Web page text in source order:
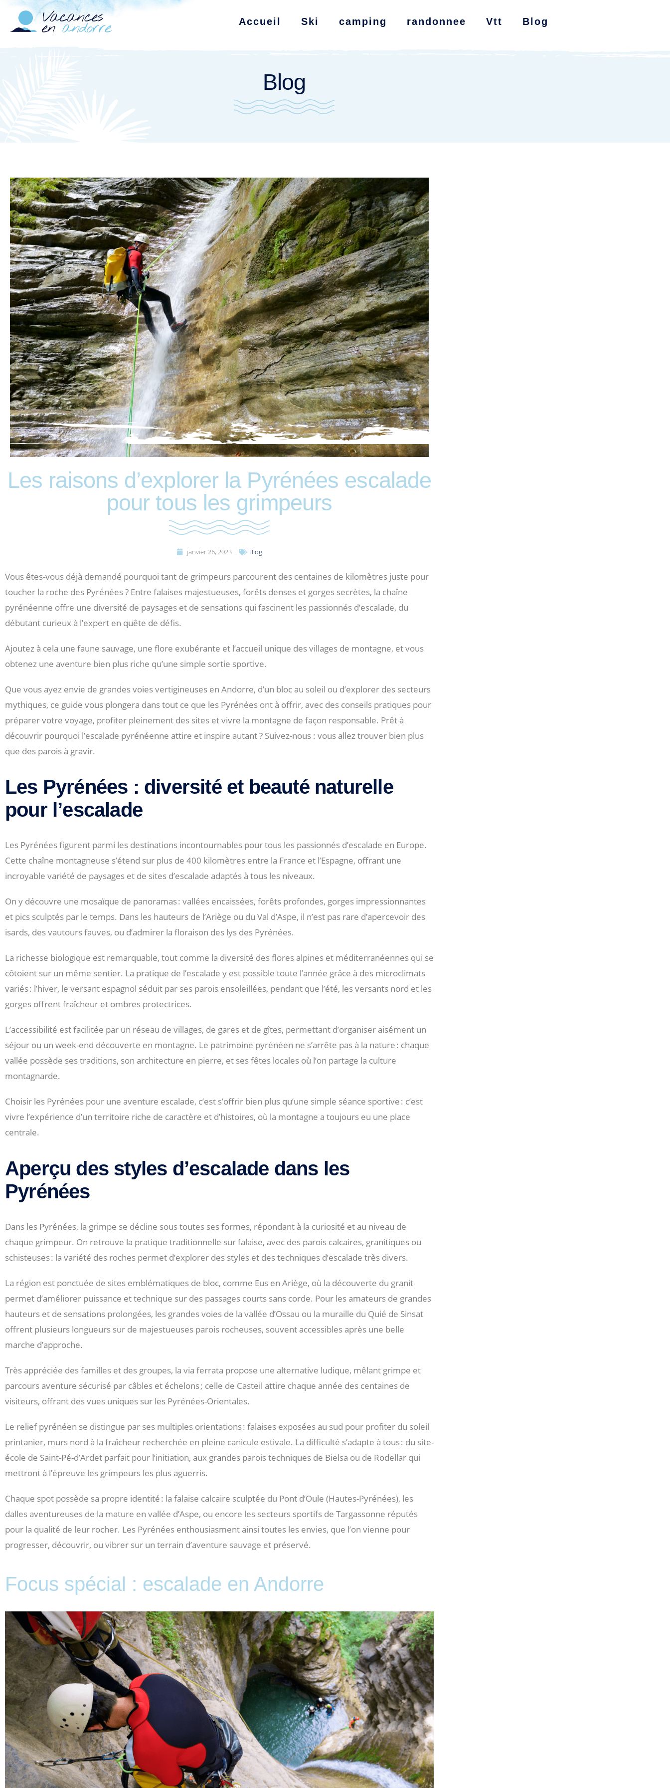
Accueil Ski camping randonnee Vtt Blog
Blog
Les raisons d’explorer la Pyrénées escalade
pour tous les grimpeurs
janvier 26, 2023 Blog
Vous êtes-vous déjà demandé pourquoi tant de grimpeurs parcourent des centaines de kilomètres juste pour
toucher la roche des Pyrénées ? Entre falaises majestueuses, forêts denses et gorges secrètes, la chaîne
pyrénéenne offre une diversité de paysages et de sensations qui fascinent les passionnés d’escalade, du
débutant curieux à l’expert en quête de défis.
Ajoutez à cela une faune sauvage, une flore exubérante et l’accueil unique des villages de montagne, et vous
obtenez une aventure bien plus riche qu’une simple sortie sportive.
Que vous ayez envie de grandes voies vertigineuses en Andorre, d’un bloc au soleil ou d’explorer des secteurs
mythiques, ce guide vous plongera dans tout ce que les Pyrénées ont à offrir, avec des conseils pratiques pour
préparer votre voyage, profiter pleinement des sites et vivre la montagne de façon responsable. Prêt à
découvrir pourquoi l’escalade pyrénéenne attire et inspire autant ? Suivez-nous : vous allez trouver bien plus
que des parois à gravir.
Les Pyrénées : diversité et beauté naturelle
pour l’escalade
Les Pyrénées figurent parmi les destinations incontournables pour tous les passionnés d’escalade en Europe.
Cette chaîne montagneuse s’étend sur plus de 400 kilomètres entre la France et l’Espagne, offrant une
incroyable variété de paysages et de sites d’escalade adaptés à tous les niveaux.
On y découvre une mosaïque de panoramas : vallées encaissées, forêts profondes, gorges impressionnantes
et pics sculptés par le temps. Dans les hauteurs de l’Ariège ou du Val d’Aspe, il n’est pas rare d’apercevoir des
isards, des vautours fauves, ou d’admirer la floraison des lys des Pyrénées.
La richesse biologique est remarquable, tout comme la diversité des flores alpines et méditerranéennes qui se
côtoient sur un même sentier. La pratique de l’escalade y est possible toute l’année grâce à des microclimats
variés : l’hiver, le versant espagnol séduit par ses parois ensoleillées, pendant que l’été, les versants nord et les
gorges offrent fraîcheur et ombres protectrices.
L’accessibilité est facilitée par un réseau de villages, de gares et de gîtes, permettant d’organiser aisément un
séjour ou un week-end découverte en montagne. Le patrimoine pyrénéen ne s’arrête pas à la nature : chaque
vallée possède ses traditions, son architecture en pierre, et ses fêtes locales où l’on partage la culture
montagnarde.
Choisir les Pyrénées pour une aventure escalade, c’est s’offrir bien plus qu’une simple séance sportive : c’est
vivre l’expérience d’un territoire riche de caractère et d’histoires, où la montagne a toujours eu une place
centrale.
Aperçu des styles d’escalade dans les
Pyrénées
Dans les Pyrénées, la grimpe se décline sous toutes ses formes, répondant à la curiosité et au niveau de
chaque grimpeur. On retrouve la pratique traditionnelle sur falaise, avec des parois calcaires, granitiques ou
schisteuses : la variété des roches permet d’explorer des styles et des techniques d’escalade très divers.
La région est ponctuée de sites emblématiques de bloc, comme Eus en Ariège, où la découverte du granit
permet d’améliorer puissance et technique sur des passages courts sans corde. Pour les amateurs de grandes
hauteurs et de sensations prolongées, les grandes voies de la vallée d’Ossau ou la muraille du Quié de Sinsat
offrent plusieurs longueurs sur de majestueuses parois rocheuses, souvent accessibles après une belle
marche d’approche.
Très appréciée des familles et des groupes, la via ferrata propose une alternative ludique, mêlant grimpe et
parcours aventure sécurisé par câbles et échelons ; celle de Casteil attire chaque année des centaines de
visiteurs, offrant des vues uniques sur les Pyrénées-Orientales.
Le relief pyrénéen se distingue par ses multiples orientations : falaises exposées au sud pour profiter du soleil
printanier, murs nord à la fraîcheur recherchée en pleine canicule estivale. La difficulté s’adapte à tous : du site-
école de Saint-Pé-d’Ardet parfait pour l’initiation, aux grandes parois techniques de Bielsa ou de Rodellar qui
mettront à l’épreuve les grimpeurs les plus aguerris.
Chaque spot possède sa propre identité : la falaise calcaire sculptée du Pont d’Oule (Hautes-Pyrénées), les
dalles aventureuses de la mature en vallée d’Aspe, ou encore les secteurs sportifs de Targassonne réputés
pour la qualité de leur rocher. Les Pyrénées enthousiasment ainsi toutes les envies, que l’on vienne pour
progresser, découvrir, ou vibrer sur un terrain d’aventure sauvage et préservé.
Focus spécial : escalade en Andorre